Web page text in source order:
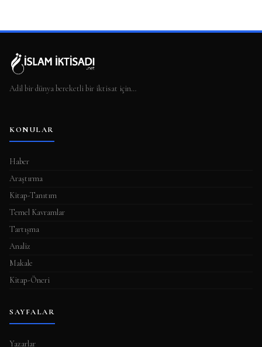
Adil bir dünya bereketli bir iktisat için…
KONULAR
Haber
Araştırma
Kitap-Tanıtım
Temel Kavramlar
Tartışma
Analiz
Makale
Kitap-Öneri
SAYFALAR
Yazarlar